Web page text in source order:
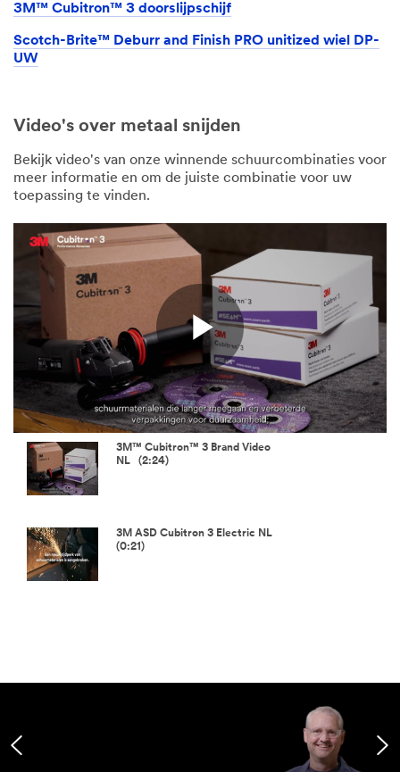
3M™ Cubitron™ 3 doorslijpschijf
Scotch-Brite™ Deburr and Finish PRO unitized wiel DP-
UW
Video's over metaal snijden
Bekijk video's van onze winnende schuurcombinaties voor
meer informatie en om de juiste combinatie voor uw
toepassing te vinden.
Play
Video
3M™ Cubitron™ 3 Brand Video
NL (2:24)
3M ASD Cubitron 3 Electric NL
(0:21)